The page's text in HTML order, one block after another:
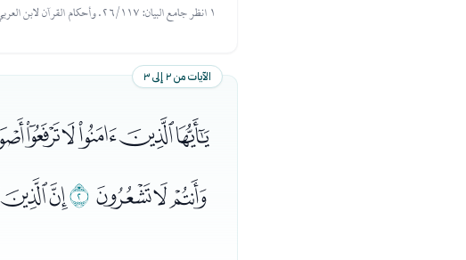
١ انظر جامع البيان: ٢٦/١١٧. وأحكام القرآن لابن العربي: ٤/١٧١٢..
الآيات من ٢ إلى ٣
ﯔﯕﯖﯗ